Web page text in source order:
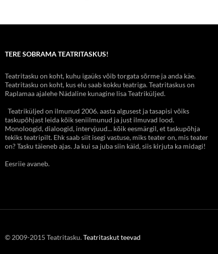
TERE SOBRAMA TEATRITASKUS!
Teatritasku on koht, kuhu igaüks võib torgata sõrme ja anda käe.
Teatritasku on koht, kus elu saab kokku teatriga. Teatritaskus on
Raplamaa ajalehe Nädaline kunagine lisa Teatriküljed.
Teatriküljed on ilmunud 2006. aasta algusest ja tasapisi võiks
taskupõhjast leida kõik seniilmunud ja just ilmuvad lood.
Monoloogid, dialoogid, intervjuud... kõik eesmärgil, et taskupõhja
tekiks teatripilt. Ehk saab siit isegi vastuse, miks teater on, mis teater
on? Tasku täieneb ajas. Ja kui sa juba siin käid, siis kirjuta ka midagi!
Eesriie avaneb.
© 2009-2015 Teatritasku.Teatritaskut teevad